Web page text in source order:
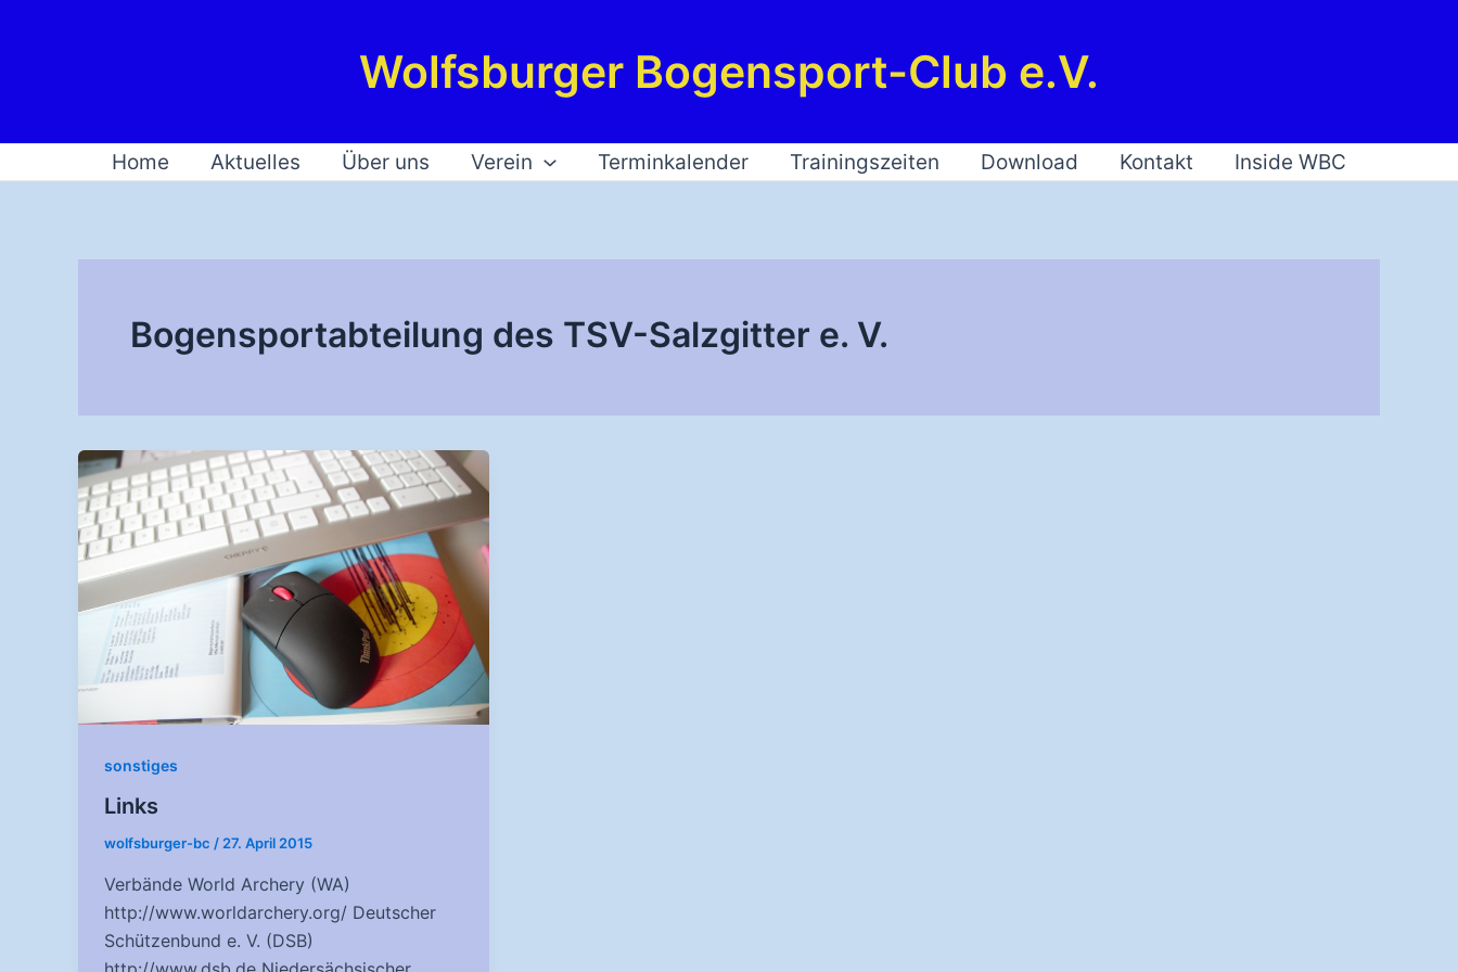
Wolfsburger Bogensport-Club e.V.
Home Aktuelles Über uns Verein Terminkalender Trainingszeiten Download Kontakt Inside WBC
Bogensportabteilung des TSV-Salzgitter e. V.
sonstiges
Links
wolfsburger-bc /27. April 2015
Verbände World Archery (WA)
http://www.worldarchery.org/ Deutscher
Schützenbund e. V. (DSB)